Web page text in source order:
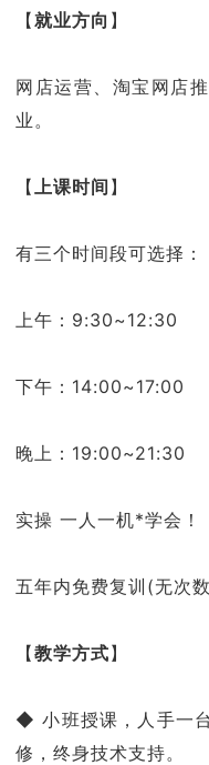
【就业方向 】
网店运营、淘宝网店
业。
【上课时间 】
有三个时间段可选择：
上午：9:30~12:30
下午：14:00~17:00
晚上：19:00~21:30
实操 一人一机*学会！
五年内免费复训(无次
【教学方式】
◆ 小班授课，人手一
修，终身技术支持。